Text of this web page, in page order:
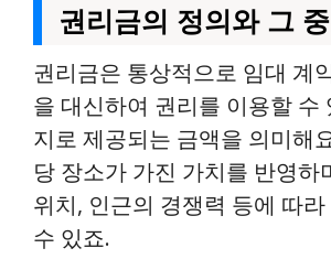
권리금의 정의와 그
권리금은 통상적으로 임대 계
을 대신하여 권리를 이용할 수
지로 제공되는 금액을 의미해
당 장소가 가진 가치를 반영하
위치, 인근의 경쟁력 등에 따
수 있죠.